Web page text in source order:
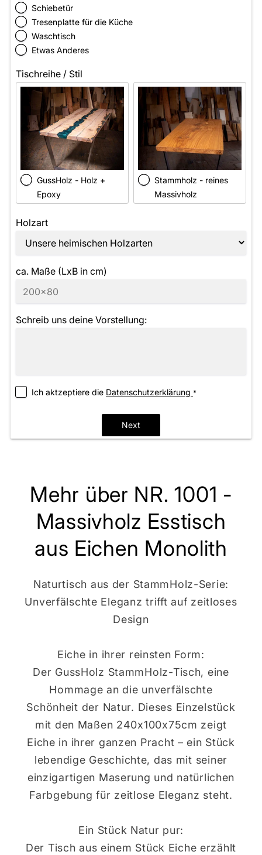
Schiebetür
Tresenplatte für die Küche
Waschtisch
Etwas Anderes
Tischreihe / Stil
GussHolz - Holz +
Epoxy
Stammholz - reines
Massivholz
Holzart
ca. Maße (LxB in cm)
Schreib uns deine Vorstellung:
Ich aktzeptiere die ­Datenschutzerklärung *
Next
Mehr über NR. 1001 -
Massivholz Esstisch
aus Eichen Monolith
Naturtisch aus der StammHolz-Serie:
Unverfälschte Eleganz trifft auf zeitloses
Design
Eiche in ihrer reinsten Form:
Der GussHolz StammHolz-Tisch, eine
Hommage an die unverfälschte
Schönheit der Natur. Dieses Einzelstück
mit den Maßen 240x100x75cm zeigt
Eiche in ihrer ganzen Pracht – ein Stück
lebendige Geschichte, das mit seiner
einzigartigen Maserung und natürlichen
Farbgebung für zeitlose Eleganz steht.
Ein Stück Natur pur:
Der Tisch aus einem Stück Eiche erzählt